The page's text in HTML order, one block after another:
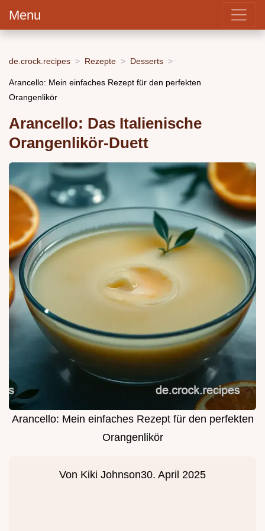
Menu
de.crock.recipes Rezepte Desserts
Arancello: Mein einfaches Rezept für den perfekten
Orangenlikör
Arancello: Das Italienische
Orangenlikör-Duett
Arancello: Mein einfaches Rezept für den perfekten
Orangenlikör
Von Kiki Johnson30. April 2025